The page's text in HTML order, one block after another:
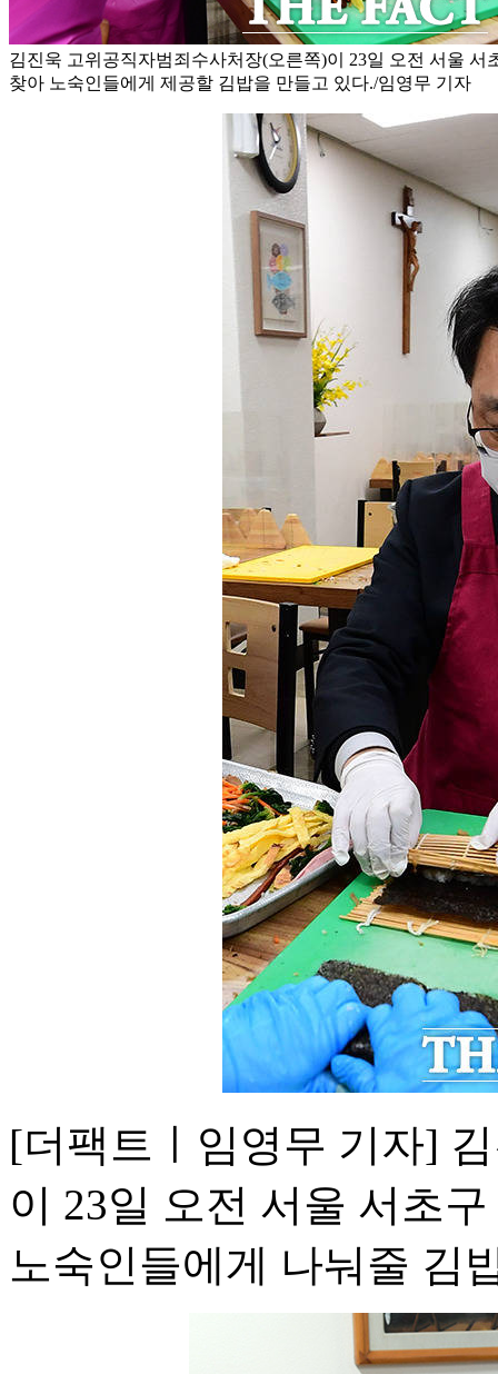
김진욱 고위공직자범죄수사처장(오른쪽)이 23일 오전 서울 서
찾아 노숙인들에게 제공할 김밥을 만들고 있다./임영무 기자
[더팩트ㅣ임영무 기자]
이 23일 오전 서울 서초
노숙인들에게 나눠줄 김